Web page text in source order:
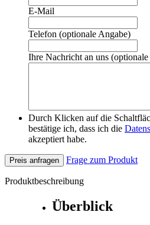
E-Mail
Telefon (optionale Angabe)
Ihre Nachricht an uns
Durch Klicken auf die
bestätige ich, dass ich die
akzeptiert habe.
Preis anfragen Frage zum Produkt
Produktbeschreibung
Überblick